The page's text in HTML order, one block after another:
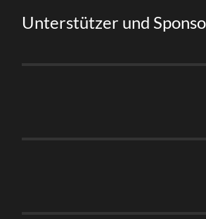
Unterstützer und